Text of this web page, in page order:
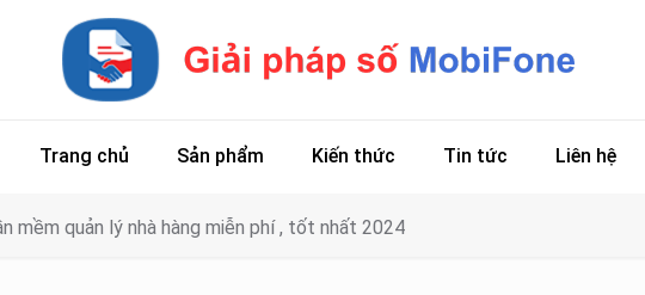
Trang chủ Sản phẩm Kiến thức Tin tức Liên hệ
mềm quản lý nhà hàng miễn phí , tốt nhất 2024